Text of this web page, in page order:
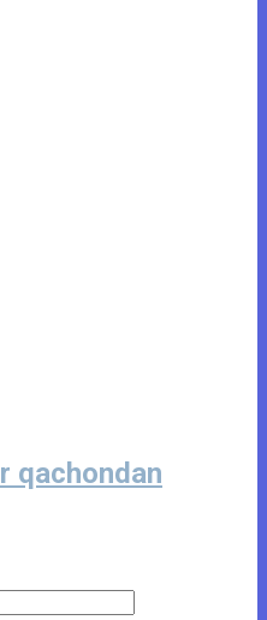
qachondan